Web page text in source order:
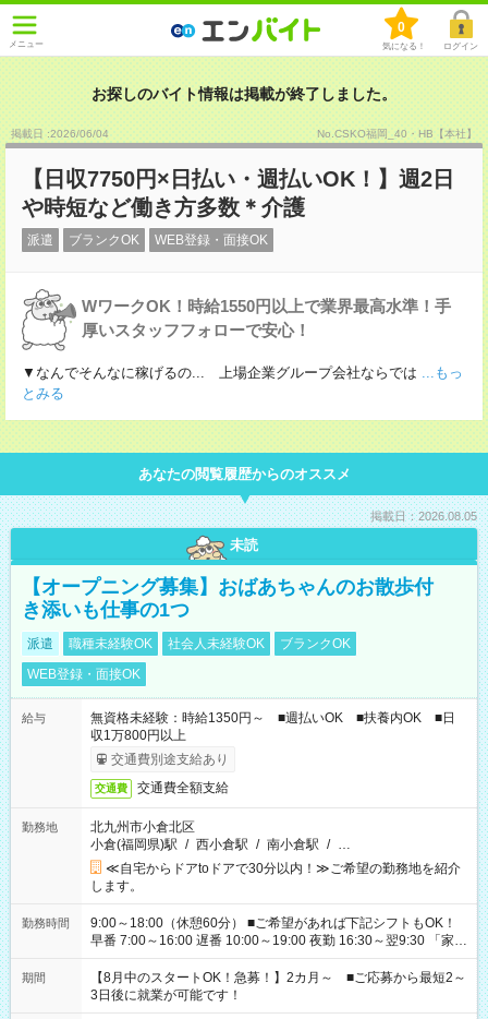
メニュー
0
気になる！ ログイン
お探しのバイト情報は掲載が終了しました。
掲載日 :2026/06/04 No.CSKO福岡_40・HB【本社】
【日収7750円×日払い・週払いOK！】週2日
や時短など働き方多数＊介護
派遣 ブランクOK WEB登録・面接OK
WワークOK！時給1550円以上で業界最高水準！手
厚いスタッフフォローで安心！
▼なんでそんなに稼げるの... 上場企業グループ会社ならでは ...もっ
とみる
あなたの閲覧履歴からのオススメ
掲載日：2026.08.05
未読
【オープニング募集】おばあちゃんのお散歩付
き添いも仕事の1つ
派遣 職種未経験OK 社会人未経験OK
ブランクOK
WEB登録・面接OK
給与
無資格未経験：時給1350円～ ■週払いOK ■扶養内OK ■日
収1万800円以上
交通費別途支給あり
交通費 交通費全額支給
勤務地
北九州市小倉北区
小倉(福岡県)駅 / 西小倉駅 / 南小倉駅 / …
≪自宅からドアtoドアで30分以内！≫ご希望の勤務地を紹介
します。
勤務時間
9:00～18:00（休憩60分） ■ご希望があれば下記シフトもOK！
早番 7:00～16:00 遅番 10:00～19:00 夜勤 16:30～翌9:30 「家族
と休みを合わせたい」 「余裕を持って夕飯の準備がしたい」
「できれば残業はしたくない」 など、ご希望を教えてください
ね。 ※Wワーク希望の方へ 今ご覧のお仕事で希望する勤務時間
と、もう1つのお仕事の勤務時間。 合計で週40時間を超える場
期間
【8月中のスタートOK！急募！】2カ月～ ■ご応募から最短2～
3日後に就業が可能です！